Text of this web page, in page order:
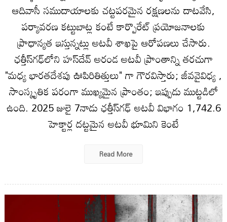
ఆదివాసీ సముదాయాలకు చట్టపరమైన రక్షణలను దాటవేసి,
పర్యావరణ కట్టుబాట్ల కంటే కార్పొరేట్ ప్రయోజనాలకు
ప్రాధాన్యత ఇస్తున్నట్లు అటవీ శాఖపై ఆరోపణలు చేసారు.
ఛత్తీస్‌గఢ్‌లోని హస్‌దేవ్ అరండ అటవీ ప్రాంతాన్ని తరచుగా
"మధ్య భారతదేశపు ఊపిరితిత్తులు" గా గౌరవిస్తారు; జీవవైవిధ్య ,
సాంస్కృతిక పరంగా ముఖ్యమైన ప్రాంతం; ఇప్పుడు ముట్టడిలో
ఉంది. 2025 జులై 7నాడు ఛత్తీస్‌గఢ్ అటవీ విభాగం 1,742.6
హెక్టార్ల దట్టమైన అటవీ భూమిని కెంటే
Read More